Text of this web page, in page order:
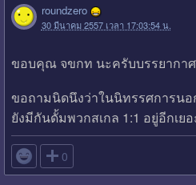
roundzero
30 มีนาคม 2557 เวลา 17:03:54 น.
ขอบคุณ จขกท นะครับบรรยากาศ
ขอถามนิดนึงว่าในนิทรรศการนอ
ยังมีกันดั้มพวกสเกล 1:1 อยู่อีกเย
 0